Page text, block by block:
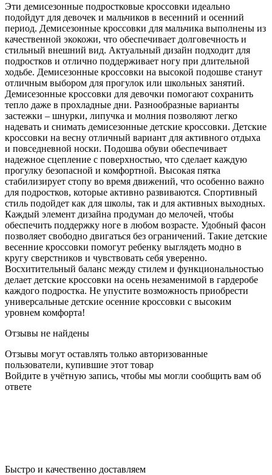
Эти демисезонные подростковые кроссовки идеально
подойдут для девочек и мальчиков в весенний и осенний
период. Демисезонные кроссовки для мальчика выполнены из
качественной экокожи, что обеспечивает долговечность и
стильный внешний вид. Актуальный дизайн подходит для
подростков и отлично поддерживает ногу при длительной
ходьбе. Демисезонные кроссовки на высокой подошве станут
отличным выбором для прогулок или школьных занятий.
Демисезонные кроссовки для девочки помогают сохранить
тепло даже в прохладные дни. Разнообразные варианты
застежки – шнурки, липучка и молния позволяют легко
надевать и снимать демисезонные детские кроссовки. Детские
кроссовки на весну отличный вариант для активного отдыха
и повседневной носки. Подошва обуви обеспечивает
надежное сцепление с поверхностью, что сделает каждую
прогулку безопасной и комфортной. Высокая пятка
стабилизирует стопу во время движений, что особенно важно
для подростков, которые активно развиваются. Спортивный
стиль подойдет как для школы, так и для активных выходных.
Каждый элемент дизайна продуман до мелочей, чтобы
обеспечить поддержку ноге в любом возрасте. Удобный фасон
позволяет свободно двигаться без ограничений. Такие детские
весенние кроссовки помогут ребенку выглядеть модно в
кругу сверстников и чувствовать себя уверенно.
Восхитительный баланс между стилем и функциональностью
делает детские кроссовки на осень незаменимой в гардеробе
каждого подростка. Не упустите возможность приобрести
универсальные детские осенние кроссовки с высоким
уровнем комфорта!
Отзывы не найдены
Отзывы могут оставлять только авторизованные
пользователи, купившие этот товар
Войдите в учётную запись, чтобы мы могли сообщить вам об
ответе
Быстро и качественно доставляем